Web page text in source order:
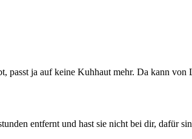
passt ja auf keine Kuhhaut mehr. Da kann
entfernt und hast sie nicht bei dir, dafür